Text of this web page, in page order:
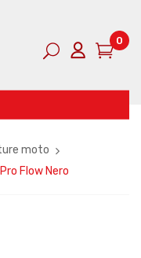
0
moto
Flow Nero